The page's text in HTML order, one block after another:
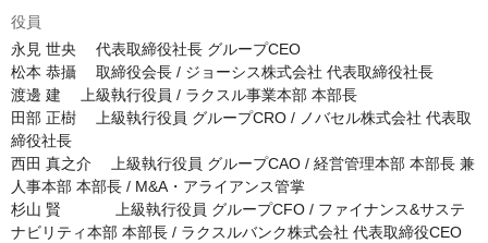
役員
永見 世央 　代表取締役社長 グループCEO
松本 恭攝 　取締役会長 / ジョーシス株式会社 代表取締役社長
渡邊 建 　上級執行役員 / ラクスル事業本部 本部長
田部 正樹 　上級執行役員 グループCRO / ノバセル株式会社 代表取
締役社長
西田 真之介 　上級執行役員 グループCAO / 経営管理本部 本部長 兼
人事本部 本部長 / M&A・アライアンス管掌
杉山 賢 　        上級執行役員 グループCFO / ファイナンス&サステ
ナビリティ本部 本部長 / ラクスルバンク株式会社 代表取締役CEO